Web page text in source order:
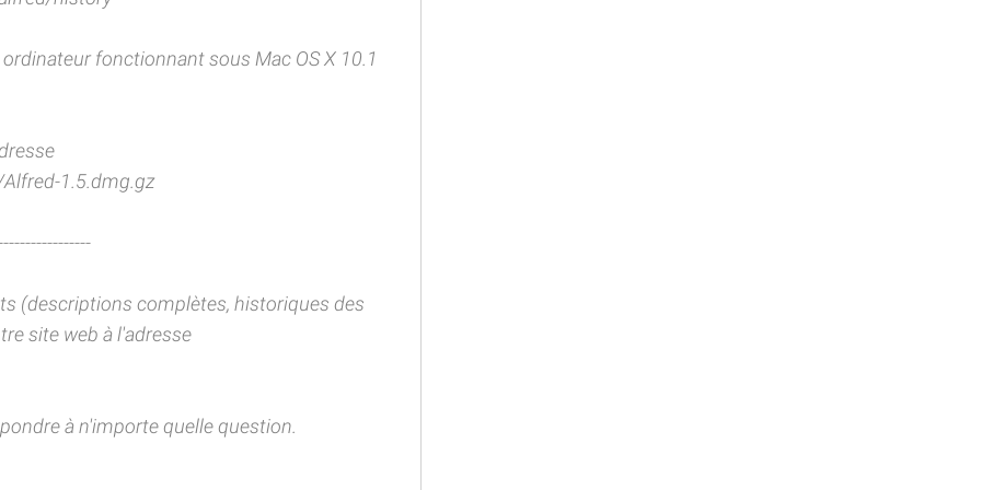
fonctionnant sous Mac OS X 10.1
1.5.dmg.gz
(descriptions complètes, historiques des
site web à l'adresse
à n'importe quelle question.